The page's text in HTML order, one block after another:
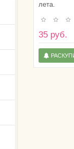
лета.
35 руб.